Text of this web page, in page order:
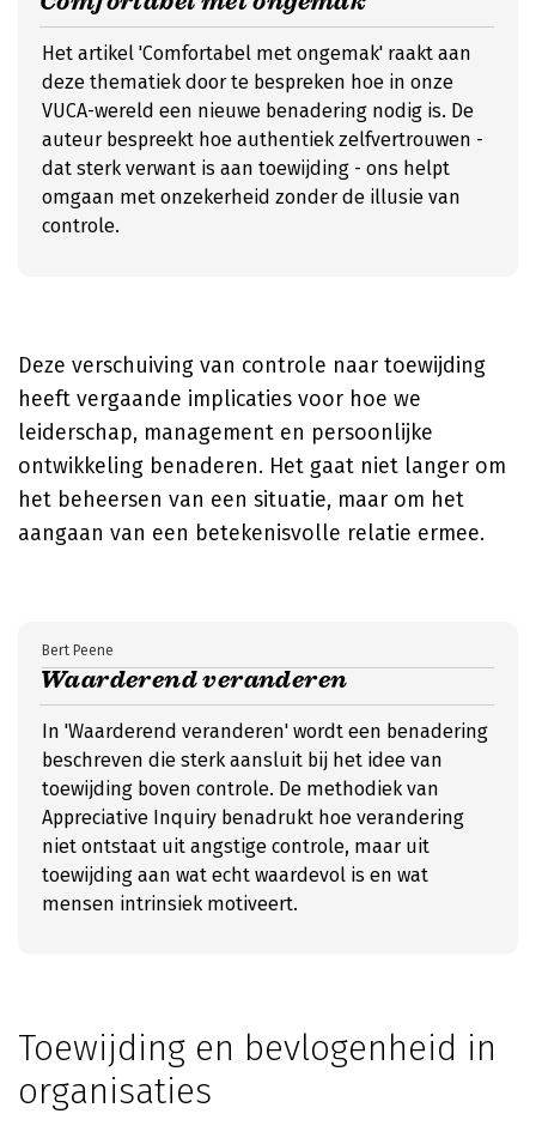
Het artikel 'Comfortabel met ongemak' raakt aan
deze thematiek door te bespreken hoe in onze
VUCA-wereld een nieuwe benadering nodig is. De
auteur bespreekt hoe authentiek zelfvertrouwen -
dat sterk verwant is aan toewijding - ons helpt
omgaan met onzekerheid zonder de illusie van
controle.
Deze verschuiving van controle naar toewijding
heeft vergaande implicaties voor hoe we
leiderschap, management en persoonlijke
ontwikkeling benaderen. Het gaat niet langer om
het beheersen van een situatie, maar om het
aangaan van een betekenisvolle relatie ermee.
Waarderend veranderen
Bert Peene
In 'Waarderend veranderen' wordt een benadering
beschreven die sterk aansluit bij het idee van
toewijding boven controle. De methodiek van
Appreciative Inquiry benadrukt hoe verandering
niet ontstaat uit angstige controle, maar uit
toewijding aan wat echt waardevol is en wat
mensen intrinsiek motiveert.
Toewijding en bevlogenheid in
organisaties